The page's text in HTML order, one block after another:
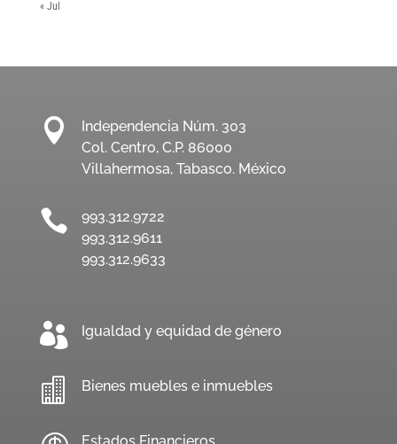
« Jul

Independencia Núm. 303
Col. Centro, C.P. 86000
Villahermosa, Tabasco. México

993.312.9722
993.312.9611
993.312.9633
 Igualdad y equidad de género
 Bienes muebles e inmuebles